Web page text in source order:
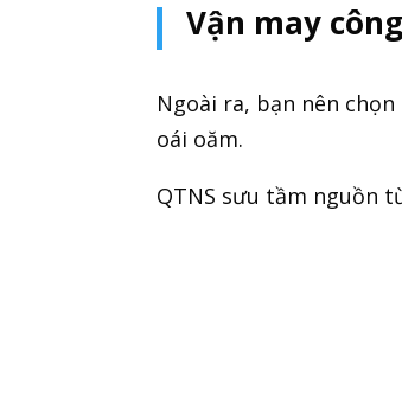
Vận may
Ngoài ra, bạn nên
oái oăm.
QTNS sưu tầm nguồn